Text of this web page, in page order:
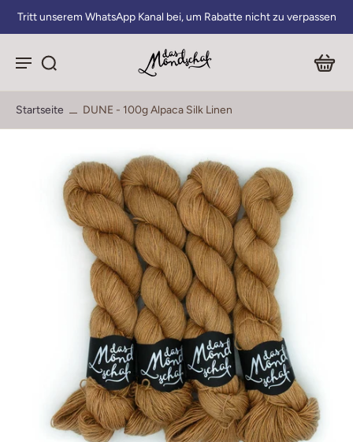
Tritt unserem WhatsApp Kanal bei, um Rabatte nicht zu verpassen
Startseite DUNE - 100g Alpaca Silk Linen